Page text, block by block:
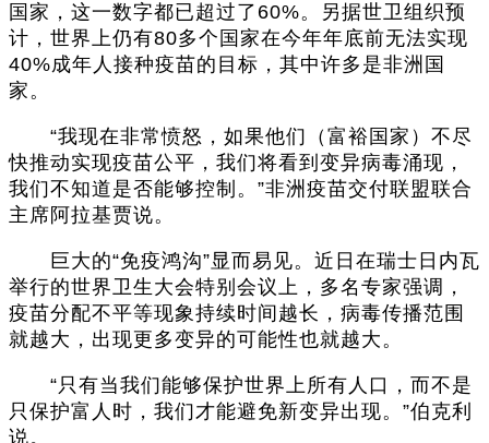
国家，这一数字都已超过了60%。另据世卫组织预
计，世界上仍有80多个国家在今年年底前无法实现
40%成年人接种疫苗的目标，其中许多是非洲国
家。
“我现在非常愤怒，如果他们（富裕国家）不尽
快推动实现疫苗公平，我们将看到变异病毒涌现，
我们不知道是否能够控制。”非洲疫苗交付联盟联合
主席阿拉基贾说。
巨大的“免疫鸿沟”显而易见。近日在瑞士日内瓦
举行的世界卫生大会特别会议上，多名专家强调，
疫苗分配不平等现象持续时间越长，病毒传播范围
就越大，出现更多变异的可能性也就越大。
“只有当我们能够保护世界上所有人口，而不是
只保护富人时，我们才能避免新变异出现。”伯克利
说。